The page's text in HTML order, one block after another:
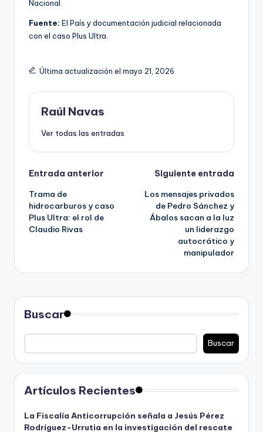
Nacional.
Fuente: El País y documentación judicial relacionada
con el caso Plus Ultra.
Última actualización el mayo 21, 2026
Raúl Navas
Ver todas las entradas
Navegación
de
entradas
Entrada anterior
Trama de
hidrocarburos y caso
Plus Ultra: el rol de
Claudio Rivas
Siguiente entrada
Los mensajes privados
de Pedro Sánchez y
Ábalos sacan a la luz
un liderazgo
autocrático y
manipulador
Buscar
Buscar
Artículos Recientes
La Fiscalía Anticorrupción señala a Jesús Pérez
Rodríguez-Urrutia en la investigación del rescate